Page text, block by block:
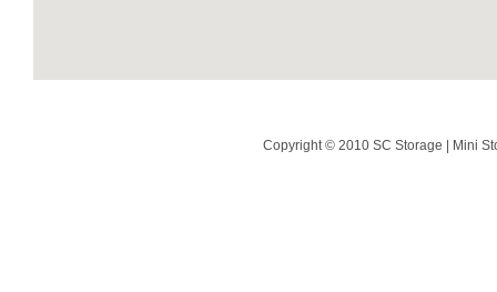
Copyright © 2010 SC Storage | Mini